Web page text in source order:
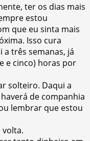
ter os dias mais
estou
que eu sinta mais
Isso cura
três semanas, já
e cinco) horas por
solteiro. Daqui a
de companhia
lembrar que estou
volta.